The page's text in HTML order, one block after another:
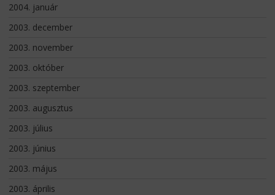
2004. január
2003. december
2003. november
2003. október
2003. szeptember
2003. augusztus
2003. július
2003. június
2003. május
2003. április